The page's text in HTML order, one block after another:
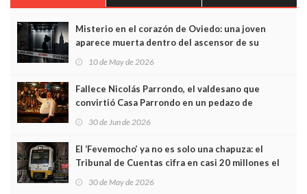
Misterio en el corazón de Oviedo: una joven
aparece muerta dentro del ascensor de su
edificio y las cámaras captan sus últimos minutos
10 de May de 2026
Fallece Nicolás Parrondo, el valdesano que
convirtió Casa Parrondo en un pedazo de
Asturias en Madrid
30 de Jun de 2026
El ‘Fevemocho’ ya no es solo una chapuza: el
Tribunal de Cuentas cifra en casi 20 millones el
sobrecoste de los trenes que no cabían por los
30 de May de 2026